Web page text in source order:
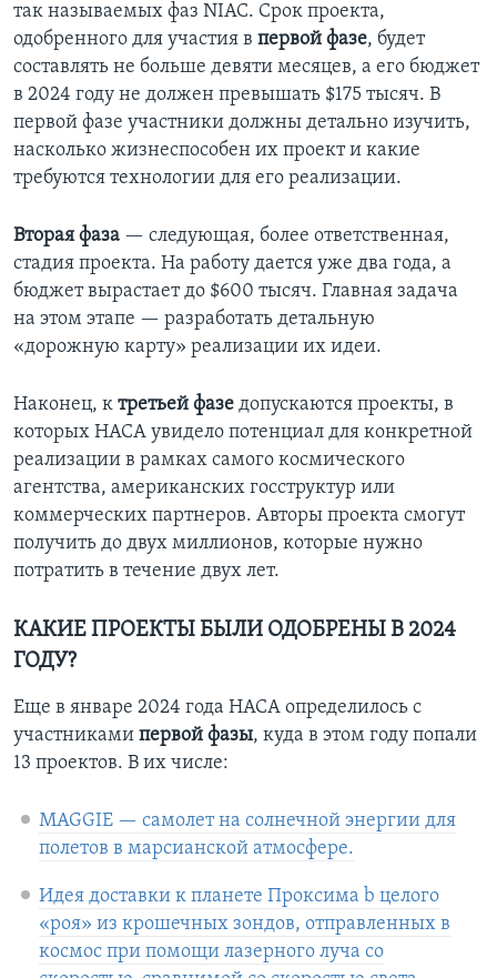
так называемых фаз NIAC. Срок проекта,
одобренного для участия в первой фазе, будет
составлять не больше девяти месяцев, а его бюджет
в 2024 году не должен превышать $175 тысяч. В
первой фазе участники должны детально изучить,
насколько жизнеспособен их проект и какие
требуются технологии для его реализации.
Вторая фаза — следующая, более ответственная,
стадия проекта. На работу дается уже два года, а
бюджет вырастает до $600 тысяч. Главная задача
на этом этапе — разработать детальную
«дорожную карту» реализации их идеи.
Наконец, к третьей фазе допускаются проекты, в
которых НАСА увидело потенциал для конкретной
реализации в рамках самого космического
агентства, американских госструктур или
коммерческих партнеров. Авторы проекта смогут
получить до двух миллионов, которые нужно
потратить в течение двух лет.
КАКИЕ ПРОЕКТЫ БЫЛИ ОДОБРЕНЫ В 2024
ГОДУ?
Еще в январе 2024 года НАСА определилось с
участниками первой фазы, куда в этом году попали
13 проектов. В их числе:
MAGGIE — самолет на солнечной энергии для
полетов в марсианской атмосфере.
Идея доставки к планете Проксима b целого
«роя» из крошечных зондов, отправленных в
космос при помощи лазерного луча со